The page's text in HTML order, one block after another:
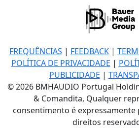
FREQUÊNCIAS | FEEDBACK|
POLÍTICA DE PRIVACIDADE |
PUBLICIDADE |
© 2026 BMHAUDIO Portugal
& Comandita, Qualquer
consentimento é expressamente
direitos